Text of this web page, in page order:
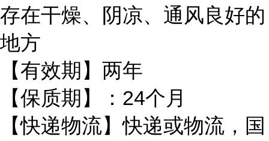
存在干燥、阴凉、通风良好的
地方
【有效期】两年
【保质期】：24个月
【快递物流】快递或物流，国